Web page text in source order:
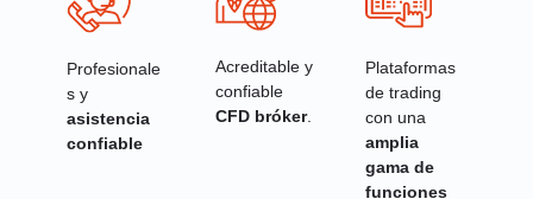
Profesionale
s y
asistencia
confiable
Acreditable y
confiable
CFD bróker.
Plataformas
de trading
con una
amplia
gama de
funciones